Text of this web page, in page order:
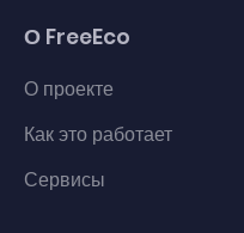
О FreeEco
О проекте
Как это работает
Сервисы